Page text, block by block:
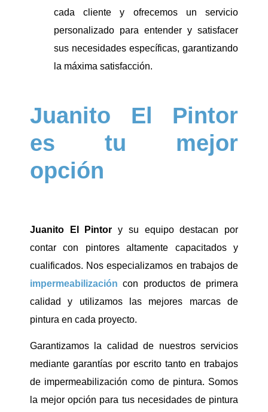
cada cliente y ofrecemos un servicio
personalizado para entender y satisfacer
sus necesidades específicas, garantizando
la máxima satisfacción.
Juanito El Pintor
es tu mejor
opción
Juanito El Pintory su equipo destacan por
contar con pintores altamente capacitados y
cualificados. Nos especializamos en trabajos de
impermeabilización con productos de primera
calidad y utilizamos las mejores marcas de
pintura en cada proyecto.
Garantizamos la calidad de nuestros servicios
mediante garantías por escrito tanto en trabajos
de impermeabilización como de pintura. Somos
la mejor opción para tus necesidades de pintura